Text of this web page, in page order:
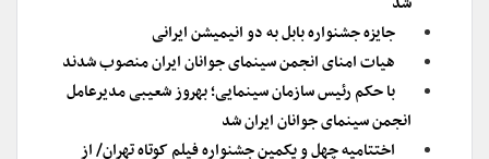
جایزه جشنواره بابل به دو انیمیشن ایرانی
هیات امنای انجمن سینمای جوانان ایران منصوب شدند
با حکم رئیس سازمان سینمایی؛ بهروز شعیبی مدیرعامل
انجمن سینمای جوانان ایران شد
اختتامیه چهل و یکمین جشنواره فیلم کوتاه تهران/ از